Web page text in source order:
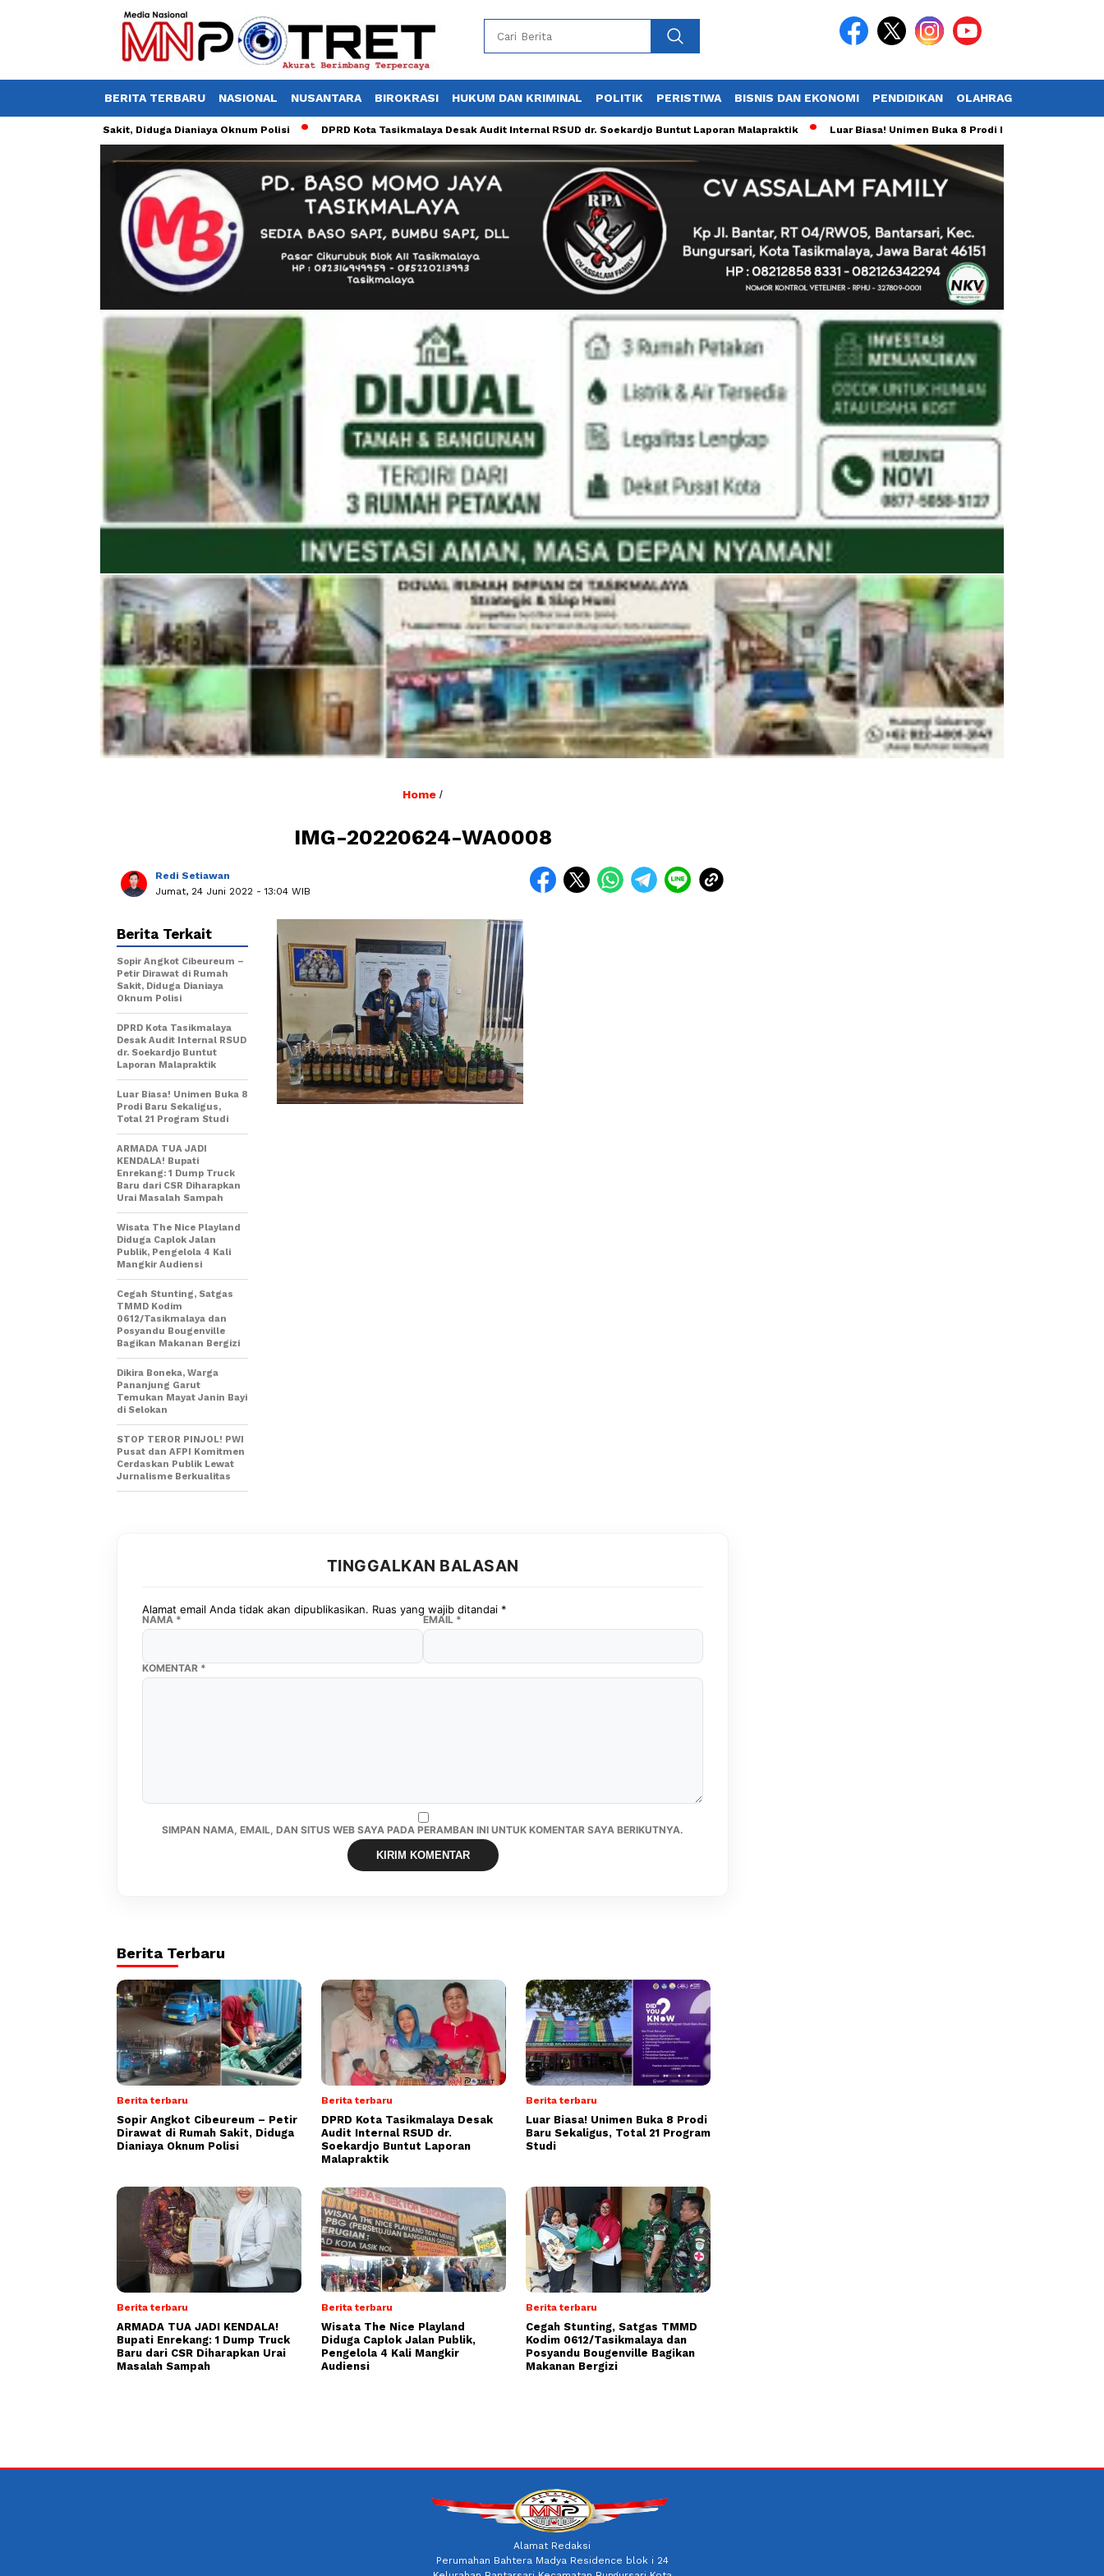
BERITA TERBARU NASIONAL NUSANTARA BIROKRASI HUKUM DAN KRIMINAL POLITIK PERISTIWA BISNIS DAN EKONOMI PENDIDIKAN OLAHRAGA
Rumah Sakit, Diduga Dianiaya Oknum Polisi DPRD Kota Tasikmalaya Desak Audit Internal RSUD dr. Soekardjo Buntut Laporan Malapraktik Luar Biasa! Unimen Buka 8 Prodi Baru Sekaligus, Total 21
Home /
IMG-20220624-WA0008
Redi Setiawan
Jumat, 24 Juni 2022 - 13:04 WIB
Berita Terkait
Sopir Angkot Cibeureum –
Petir Dirawat di Rumah
Sakit, Diduga Dianiaya
Oknum Polisi
DPRD Kota Tasikmalaya
Desak Audit Internal RSUD
dr. Soekardjo Buntut
Laporan Malapraktik
Luar Biasa! Unimen Buka 8
Prodi Baru Sekaligus,
Total 21 Program Studi
ARMADA TUA JADI
KENDALA! Bupati
Enrekang: 1 Dump Truck
Baru dari CSR Diharapkan
Urai Masalah Sampah
Wisata The Nice Playland
Diduga Caplok Jalan
Publik, Pengelola 4 Kali
Mangkir Audiensi
Cegah Stunting, Satgas
TMMD Kodim
0612/Tasikmalaya dan
Posyandu Bougenville
Bagikan Makanan Bergizi
Dikira Boneka, Warga
Pananjung Garut
Temukan Mayat Janin Bayi
di Selokan
STOP TEROR PINJOL! PWI
Pusat dan AFPI Komitmen
Cerdaskan Publik Lewat
Jurnalisme Berkualitas
TINGGALKAN BALASAN
Alamat email Anda tidak akan dipublikasikan. Ruas yang wajib ditandai *
KOMENTAR *
NAMA * EMAIL *
SIMPAN NAMA, EMAIL, DAN SITUS WEB SAYA PADA PERAMBAN INI UNTUK KOMENTAR SAYA BERIKUTNYA.
Berita Terbaru
Berita terbaru
Sopir Angkot Cibeureum – Petir
Dirawat di Rumah Sakit, Diduga
Dianiaya Oknum Polisi
Berita terbaru
DPRD Kota Tasikmalaya Desak
Audit Internal RSUD dr.
Soekardjo Buntut Laporan
Malapraktik
Berita terbaru
Luar Biasa! Unimen Buka 8 Prodi
Baru Sekaligus, Total 21 Program
Studi
Berita terbaru
ARMADA TUA JADI KENDALA!
Bupati Enrekang: 1 Dump Truck
Baru dari CSR Diharapkan Urai
Masalah Sampah
Berita terbaru
Wisata The Nice Playland
Diduga Caplok Jalan Publik,
Pengelola 4 Kali Mangkir
Audiensi
Berita terbaru
Cegah Stunting, Satgas TMMD
Kodim 0612/Tasikmalaya dan
Posyandu Bougenville Bagikan
Makanan Bergizi
Alamat Redaksi
Perumahan Bahtera Madya Residence blok i 24